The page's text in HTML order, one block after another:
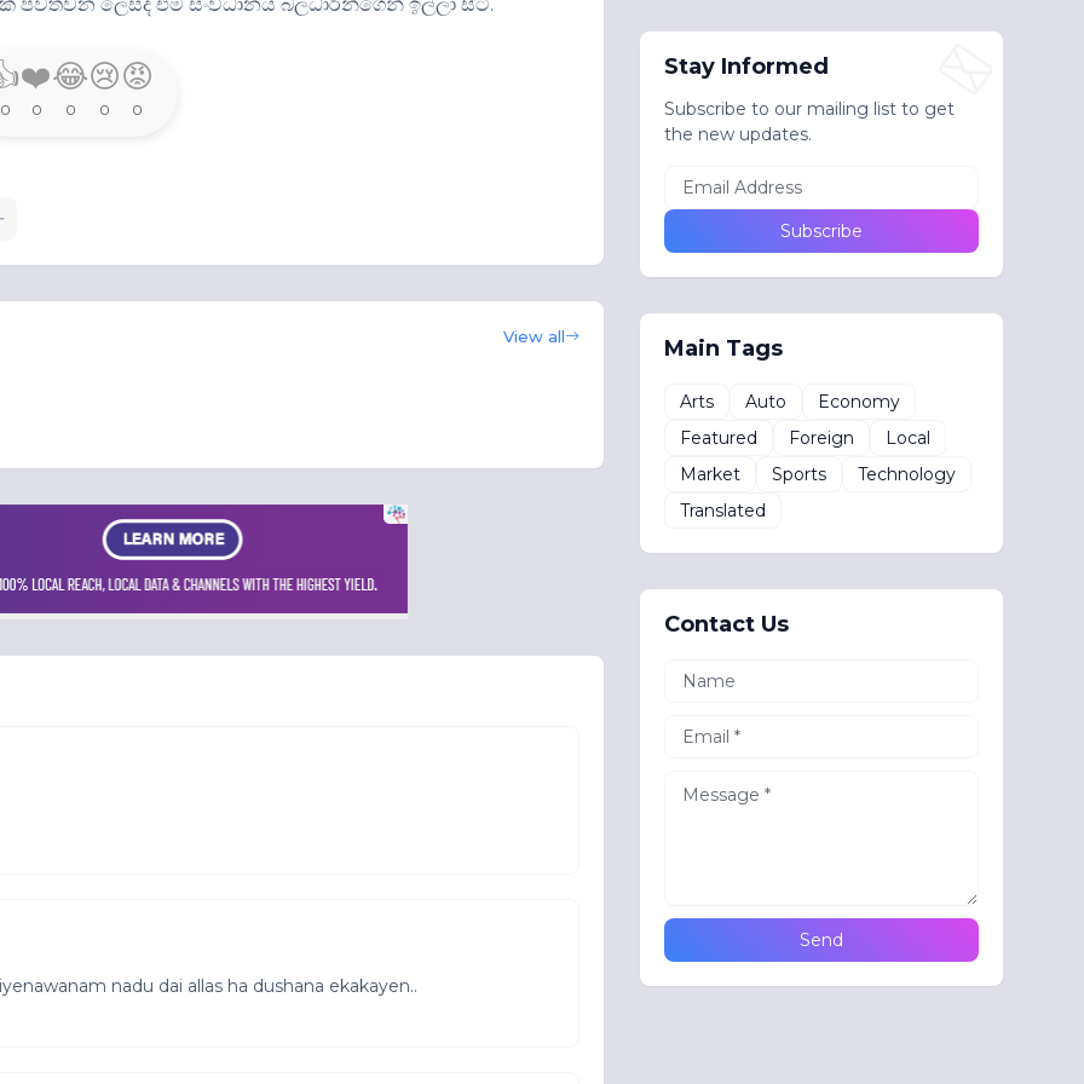
0
❤️
0
😂
0
😢
0
😡
0
View all
nadu dai allas ha dushana ekakayen..
Stay Informed
Subscribe to our mailing list to get
the new updates.
Main Tags
Arts Auto
Economy
Featured
Foreign
Local
Market
Sports
Technology
Translated
Contact Us